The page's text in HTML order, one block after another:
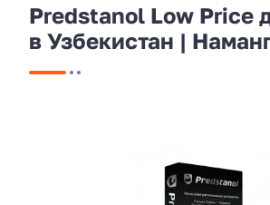
Predstanol Low Price
в Узбекистан |